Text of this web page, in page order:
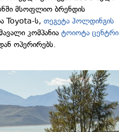
მსოფლიო ბრენდის
Toyota-ს, თეგეტა ჰოლდინგის
კომპანიატოიოტა ცენტრი
ოპერირებს.